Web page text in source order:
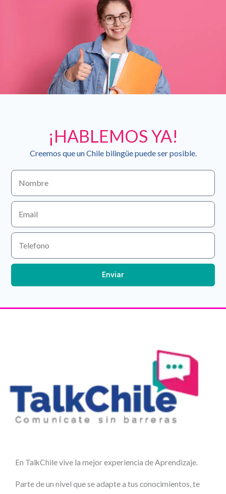
¡HABLEMOS YA!
Creemos que un Chile bilingüe puede ser posible.
Enviar
En TalkChile vive la mejor experiencia de Aprendizaje.
Parte de un nivel que se adapte a tus conocimientos, te